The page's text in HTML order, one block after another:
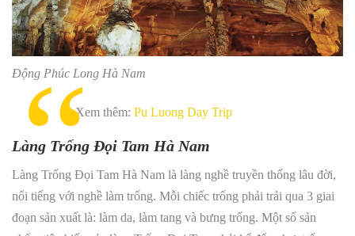
Động Phúc Long Hà Nam
Xem thêm: Pu Luong Day Trip
Làng Trống Đọi Tam Hà Nam
Làng Trống Đọi Tam Hà Nam là làng nghề truyền thống lâu đời,
nổi tiếng với nghề làm trống. Mỗi chiếc trống phải trải qua 3 giai
đoạn sản xuất là: làm da, làm tang và bưng trống. Một số sản